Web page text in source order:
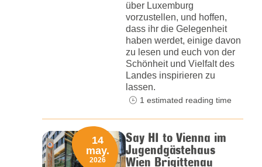
über Luxemburg
vorzustellen, und hoffen,
dass ihr die Gelegenheit
haben werdet, einige davon
zu lesen und euch von der
Schönheit und Vielfalt des
Landes inspirieren zu
lassen.
1 estimated reading time
Say HI to Vienna im
Jugendgästehaus
Wien Brigittenau
14
may.
2026